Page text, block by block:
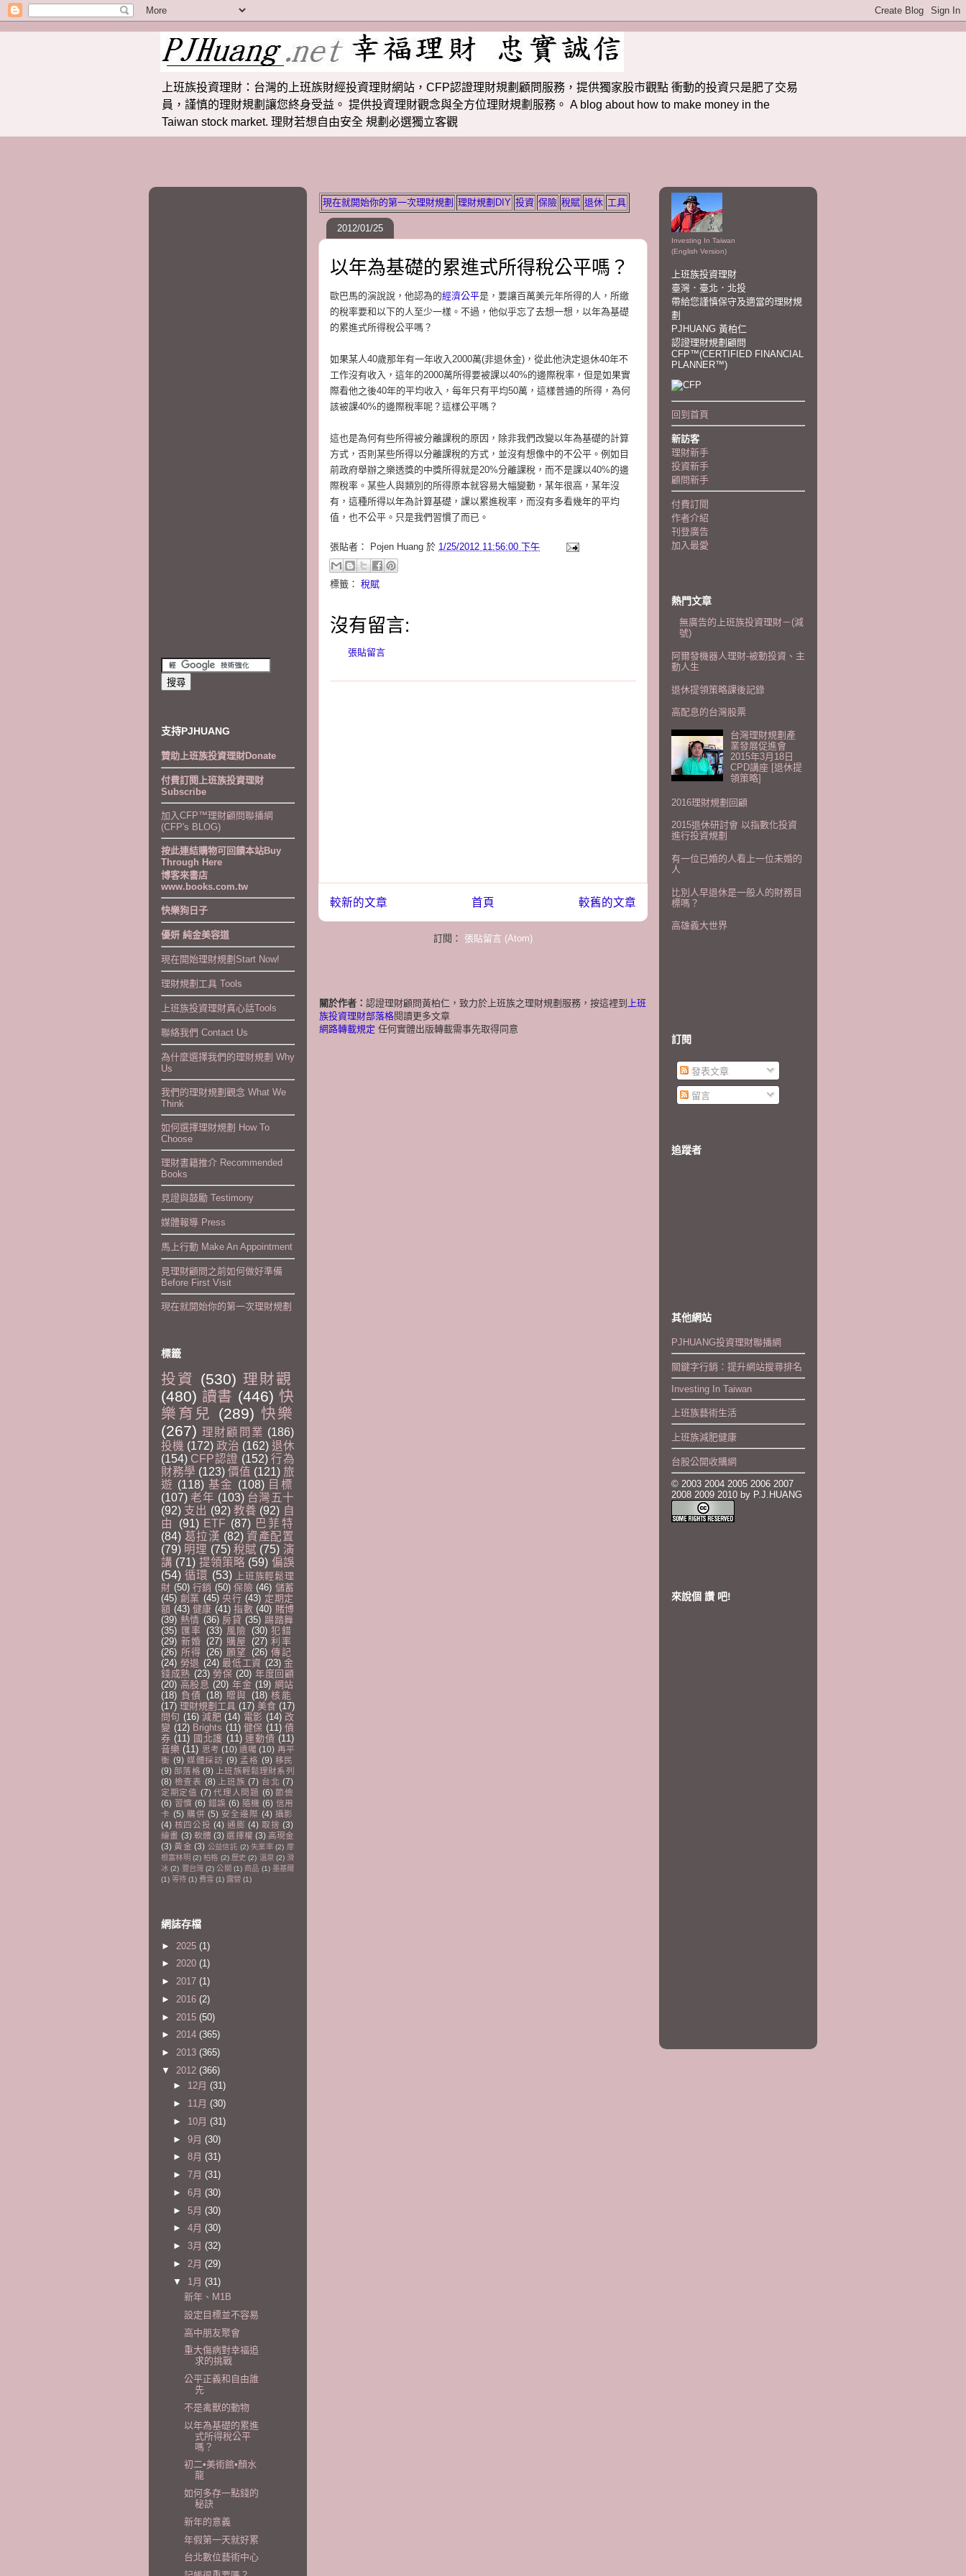
上班族投資理財：台灣的上班族財經投資理財網站，CFP認證理財規劃顧問服務，提供獨家股市觀點 衝動的投資只是肥了交易
員，謹慎的理財規劃讓您終身受益。 提供投資理財觀念與全方位理財規劃服務。 A blog about how to make money in the
Taiwan stock market. 理財若想自由安全 規劃必選獨立客觀
現在就開始你的第一次理財規劃 理財規劃DIY 投資 保險 稅賦 退休 工具
2012/01/25
以年為基礎的累進式所得稅公平嗎？
歐巴馬的演說說，他認為的經濟公平是，要讓百萬美元年所得的人，所繳
的稅率要和以下的人至少一樣。不過，他似乎忘了去想一想，以年為基礎
的累進式所得稅公平嗎？
如果某人40歲那年有一年收入2000萬(非退休金)，從此他決定退休40年不
工作沒有收入，這年的2000萬所得要被課以40%的邊際稅率，但是如果實
際看他之後40年的平均收入，每年只有平均50萬，這樣普通的所得，為何
該被課40%的邊際稅率呢？這樣公平嗎？
這也是為何有些所得被分離課稅的原因，除非我們改變以年為基礎的計算
方式，否則某些所得以分離課稅的方式，並沒有想像中的不公平。例如目
前政府舉辦之樂透獎的中獎所得就是20%分離課稅，而不是課以40%的邊
際稅率。某些人與類別的所得原本就容易大幅變動，某年很高，某年沒
有，這種所得以年為計算基礎，課以累進稅率，而沒有多看幾年的平均
值，也不公平。只是我們習慣了而已。
張貼者： Pojen Huang 於 1/25/2012 11:56:00 下午
標籤： 稅賦
沒有留言:
張貼留言
較新的文章 較舊的文章
首頁
訂閱： 張貼留言 (Atom)
關於作者： 認證理財顧問黃柏仁，致力於上班族之理財規劃服務，按這裡到 上班
族投資理財部落格閱讀更多文章
網路轉載規定 任何實體出版轉載需事先取得同意
支持PJHUANG
贊助上班族投資理財Donate
付費訂閱上班族投資理財
Subscribe
加入CFP™理財顧問聯播網
(CFP's BLOG)
按此連結購物可回饋本站Buy
Through Here
博客來書店
www.books.com.tw
快樂狗日子
優妍 純金美容道
現在開始理財規劃Start Now!
理財規劃工具 Tools
上班族投資理財真心話Tools
聯絡我們 Contact Us
為什麼選擇我們的理財規劃 Why
Us
我們的理財規劃觀念 What We
Think
如何選擇理財規劃 How To
Choose
理財書籍推介 Recommended
Books
見證與鼓勵 Testimony
媒體報導 Press
馬上行動 Make An Appointment
見理財顧問之前如何做好準備
Before First Visit
現在就開始你的第一次理財規劃
標籤
投資 (530) 理財觀
(480) 讀書 (446) 快
樂育兒
(289) 快樂
(267) 理財顧問業 (186)
投機 (172) 政治 (162) 退休
(154) CFP認證 (152) 行為
財務學 (123) 價值 (121) 旅
遊 (118) 基金 (108) 目標
(107) 老年 (103) 台灣五十
(92) 支出 (92) 教養 (92) 自
由
(91) ETF (87) 巴菲特
(84) 葛拉漢 (82) 資產配置
(79) 明理 (75) 稅賦 (75) 演
講 (71) 提領策略 (59) 偏誤
(54) 循環 (53)
上班族輕鬆理
財 (50) 行銷 (50) 保險 (46) 儲蓄
(45) 創業 (45) 央行 (43) 定期定
額 (43) 健康 (41) 指數 (40) 賭博
(39) 熱情 (36) 房貸 (35) 踢踏舞
(35) 匯率 (33) 風險 (30) 犯錯
(29) 新婚 (27) 購屋 (27) 利率
(26) 所得 (26) 願望 (26) 傳記
(24) 勞退 (24) 最低工資 (23) 金
錢成熟 (23) 勞保 (20) 年度回顧
(20) 高股息 (20) 年金 (19) 網站
(18) 負債 (18) 贈與 (18) 核能
(17) 理財規劃工具 (17) 美食 (17)
問句 (16) 減肥 (14) 電影 (14) 改
變 (12) Brights (11) 健保 (11) 債
券 (11) 國北護 (11) 連動債 (11)
音樂 (11) 思考 (10) 遺囑 (10) 再平
衡 (9) 媒體採訪 (9) 孟格 (9) 移民
(9) 部落格 (9)
上班族輕鬆理財系列
(8) 檢查表 (8) 上班族 (7) 台北 (7)
定期定值 (7) 代理人問題 (6) 節儉
(6) 習慣 (6) 錯誤 (6) 隨機 (6) 信用
卡 (5) 購併 (5) 安全邊際 (4) 攝影
(4) 核四公投 (4) 通膨 (4) 取捨 (3)
繪畫 (3) 軟體 (3) 選擇權 (3) 高現金
(3) 黃金 (3) 公益信託 (2) 失業率 (2) 摩
根富林明 (2) 柏格 (2) 歷史 (2) 溫泉 (2) 滑
冰 (2) 豐台灣 (2) 公關 (1) 商品 (1) 墨基爾
(1) 等待 (1) 費雪 (1) 露營 (1)
網誌存檔
► 2025 (1)
► 2020 (1)
► 2017 (1)
► 2016 (2)
► 2015 (50)
► 2014 (365)
► 2013 (365)
▼ 2012 (366)
► 12月 (31)
► 11月 (30)
► 10月 (31)
► 9月 (30)
► 8月 (31)
► 7月 (31)
► 6月 (30)
► 5月 (30)
► 4月 (30)
► 3月 (32)
► 2月 (29)
▼ 1月 (31)
新年、M1B
設定目標並不容易
高中朋友聚會
重大傷病對幸福追
求的挑戰
公平正義和自由誰
先
不是禽獸的動物
以年為基礎的累進
式所得稅公平
嗎？
初二•美術館•顏水
龍
如何多存一點錢的
秘訣
新年的意義
年假第一天就好累
台北數位藝術中心
Investing In Taiwan
(English Version)
上班族投資理財
臺灣．臺北．北投
帶給您謹慎保守及適當的理財規
劃
PJHUANG 黃柏仁
認證理財規劃顧問
CFP™(CERTIFIED FINANCIAL
PLANNER™)
回到首頁
新訪客
理財新手
投資新手
顧問新手
付費訂閱
作者介紹
刊登廣告
加入最愛
熱門文章
無廣告的上班族投資理財－(減
號)
阿爾發機器人理財-被動投資、主
動人生
退休提領策略課後記錄
高配息的台灣股票
台灣理財規劃產
業發展促進會
2015年3月18日
CPD講座 [退休提
領策略]
2016理財規劃回顧
2015退休研討會 以指數化投資
進行投資規劃
有一位已婚的人看上一位未婚的
人
比別人早退休是一般人的財務目
標嗎？
高雄義大世界
訂閱
發表文章
留言
追蹤者
其他網站
PJHUANG投資理財聯播網
關鍵字行銷：提升網站搜尋排名
Investing In Taiwan
上班族藝術生活
上班族減肥健康
台股公開收購網
© 2003 2004 2005 2006 2007
2008 2009 2010 by P.J.HUANG
來說個 讚 吧!